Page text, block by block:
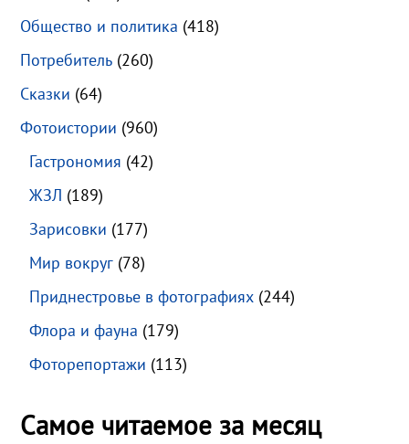
Общество и политика (418)
Потребитель (260)
Сказки (64)
Фотоистории (960)
Гастрономия (42)
ЖЗЛ (189)
Зарисовки (177)
Мир вокруг (78)
Приднестровье в фотографиях (244)
Флора и фауна (179)
Фоторепортажи (113)
Самое читаемое за месяц